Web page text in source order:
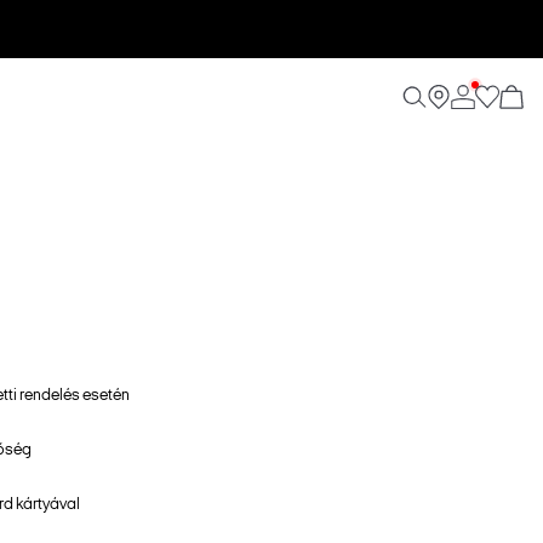
rendelés esetén
kártyával